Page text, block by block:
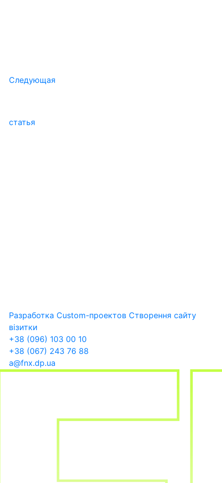
Следующая
статья
Разработка Custom-проектов Створення сайту
візитки
+38 (096) 103 00 10
+38 (067) 243 76 88
a@fnx.dp.ua